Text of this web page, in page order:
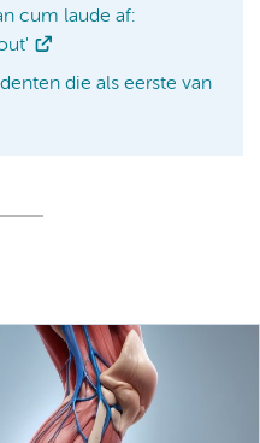
cum laude af:
die als eerste van